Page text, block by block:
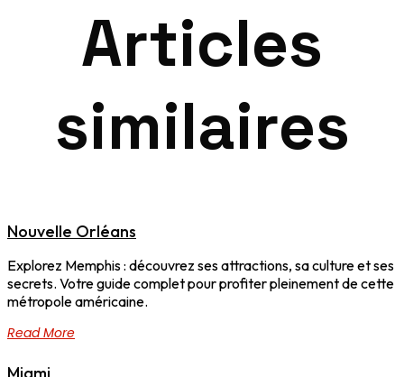
Articles
similaires
Nouvelle Orléans
Explorez Memphis : découvrez ses attractions, sa culture et ses
secrets. Votre guide complet pour profiter pleinement de cette
métropole américaine.
Read More